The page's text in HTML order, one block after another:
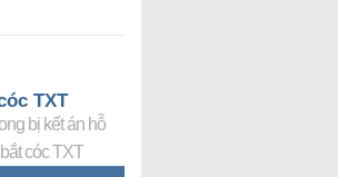
TXT
bị kết án hỗ
cóc TXT